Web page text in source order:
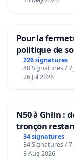
Pour la
politique de
226 signatures
40 Signatures / 7
26 Jul 2026
N50 à Ghlin :
tronçon
34 signatures
34 Signatures / 7
8 Aug 2026